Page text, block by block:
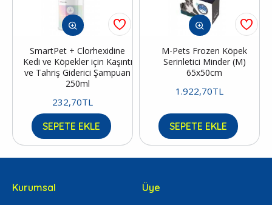
SmartPet + Clorhexidine
Kedi ve Köpekler için Kaşıntı
ve Tahriş Giderici Şampuan
250ml
232,70TL
SEPETE EKLE
M-Pets Frozen Köpek
Serinletici Minder (M)
65x50cm
1.922,70TL
SEPETE EKLE
Kurumsal
Üye